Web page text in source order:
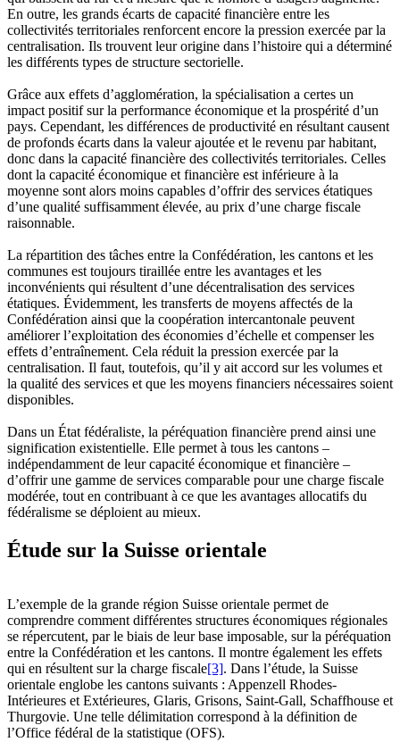
En outre, les grands écarts de capacité financière entre les
collectivités territoriales renforcent encore la pression exercée par la
centralisation. Ils trouvent leur origine dans l’histoire qui a déterminé
les différents types de structure sectorielle.
Grâce aux effets d’agglomération, la spécialisation a certes un
impact positif sur la performance économique et la prospérité d’un
pays. Cependant, les différences de productivité en résultant causent
de profonds écarts dans la valeur ajoutée et le revenu par habitant,
donc dans la capacité financière des collectivités territoriales. Celles
dont la capacité économique et financière est inférieure à la
moyenne sont alors moins capables d’offrir des services étatiques
d’une qualité suffisamment élevée, au prix d’une charge fiscale
raisonnable.
La répartition des tâches entre la Confédération, les cantons et les
communes est toujours tiraillée entre les avantages et les
inconvénients qui résultent d’une décentralisation des services
étatiques. Évidemment, les transferts de moyens affectés de la
Confédération ainsi que la coopération intercantonale peuvent
améliorer l’exploitation des économies d’échelle et compenser les
effets d’entraînement. Cela réduit la pression exercée par la
centralisation. Il faut, toutefois, qu’il y ait accord sur les volumes et
la qualité des services et que les moyens financiers nécessaires soient
disponibles.
Dans un État fédéraliste, la péréquation financière prend ainsi une
signification existentielle. Elle permet à tous les cantons –
indépendamment de leur capacité économique et financière –
d’offrir une gamme de services comparable pour une charge fiscale
modérée, tout en contribuant à ce que les avantages allocatifs du
fédéralisme se déploient au mieux.
Étude sur la Suisse orientale
L’exemple de la grande région Suisse orientale permet de
comprendre comment différentes structures économiques régionales
se répercutent, par le biais de leur base imposable, sur la péréquation
entre la Confédération et les cantons. Il montre également les effets
qui en résultent sur la charge fiscale[3]. Dans l’étude, la Suisse
orientale englobe les cantons suivants : Appenzell Rhodes-
Intérieures et Extérieures, Glaris, Grisons, Saint-Gall, Schaffhouse et
Thurgovie. Une telle délimitation correspond à la définition de
l’Office fédéral de la statistique (OFS).